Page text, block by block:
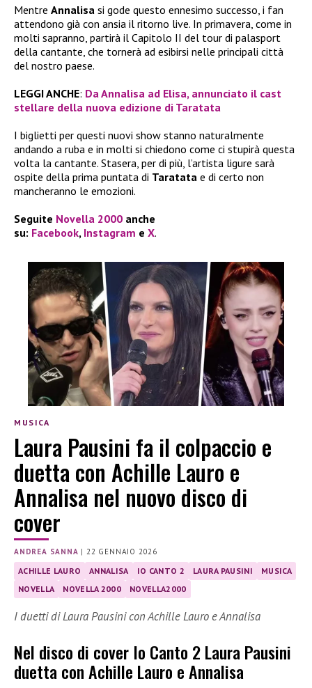
Mentre Annalisa si gode questo ennesimo successo, i fan
attendono già con ansia il ritorno live. In primavera, come in
molti sapranno, partirà il Capitolo II del tour di palasport
della cantante, che tornerà ad esibirsi nelle principali città
del nostro paese.
LEGGI ANCHE: Da Annalisa ad Elisa, annunciato il cast
stellare della nuova edizione di Taratata
I biglietti per questi nuovi show stanno naturalmente
andando a ruba e in molti si chiedono come ci stupirà questa
volta la cantante. Stasera, per di più, l’artista ligure sarà
ospite della prima puntata di Taratata e di certo non
mancheranno le emozioni.
Seguite Novella 2000 anche
su: Facebook, Instagram e X.
MUSICA
Laura Pausini fa il colpaccio e
duetta con Achille Lauro e
Annalisa nel nuovo disco di
cover
ANDREA SANNA | 22 GENNAIO 2026
ACHILLE LAURO ANNALISA IO CANTO 2 LAURA PAUSINI
MUSICA
NOVELLA
NOVELLA 2000 NOVELLA2000
I duetti di Laura Pausini con Achille Lauro e Annalisa
Nel disco di cover Io Canto 2 Laura Pausini
duetta con Achille Lauro e Annalisa